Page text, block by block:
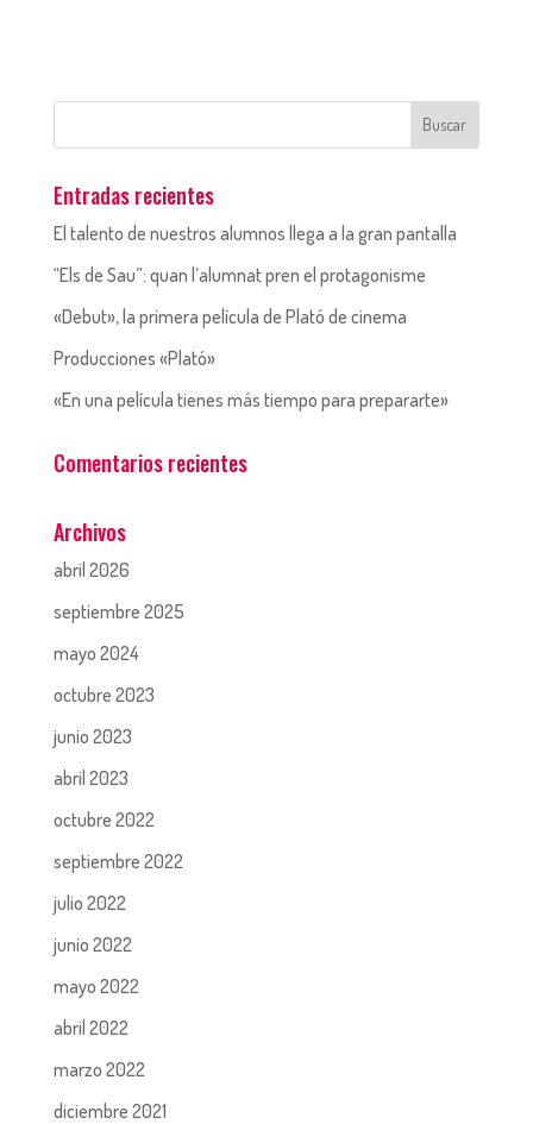
Entradas recientes
El talento de nuestros alumnos llega a la gran pantalla
“Els de Sau”: quan l’alumnat pren el protagonisme
«Debut», la primera película de Plató de cinema
Producciones «Plató»
«En una película tienes más tiempo para prepararte»
Comentarios recientes
Archivos
abril 2026
septiembre 2025
mayo 2024
octubre 2023
junio 2023
abril 2023
octubre 2022
septiembre 2022
julio 2022
junio 2022
mayo 2022
abril 2022
marzo 2022
diciembre 2021